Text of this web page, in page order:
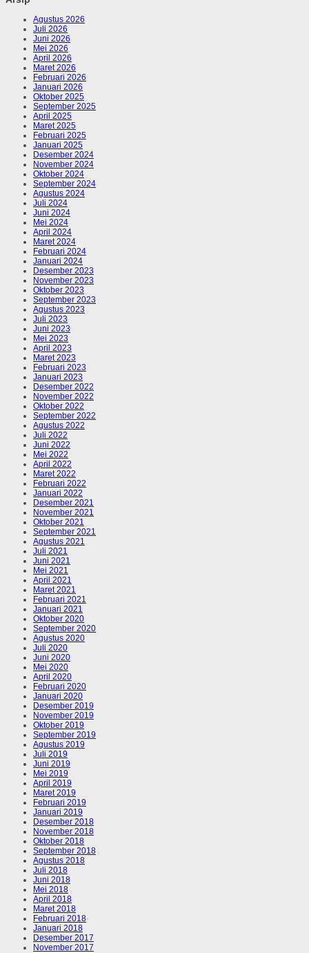
Agustus 2026
Juli 2026
Juni 2026
Mei 2026
April 2026
Maret 2026
Februari 2026
Januari 2026
Oktober 2025
September 2025
April 2025
Maret 2025
Februari 2025
Januari 2025
Desember 2024
November 2024
Oktober 2024
September 2024
Agustus 2024
Juli 2024
Juni 2024
Mei 2024
April 2024
Maret 2024
Februari 2024
Januari 2024
Desember 2023
November 2023
Oktober 2023
September 2023
Agustus 2023
Juli 2023
Juni 2023
Mei 2023
April 2023
Maret 2023
Februari 2023
Januari 2023
Desember 2022
November 2022
Oktober 2022
September 2022
Agustus 2022
Juli 2022
Juni 2022
Mei 2022
April 2022
Maret 2022
Februari 2022
Januari 2022
Desember 2021
November 2021
Oktober 2021
September 2021
Agustus 2021
Juli 2021
Juni 2021
Mei 2021
April 2021
Maret 2021
Februari 2021
Januari 2021
Oktober 2020
September 2020
Agustus 2020
Juli 2020
Juni 2020
Mei 2020
April 2020
Februari 2020
Januari 2020
Desember 2019
November 2019
Oktober 2019
September 2019
Agustus 2019
Juli 2019
Juni 2019
Mei 2019
April 2019
Maret 2019
Februari 2019
Januari 2019
Desember 2018
November 2018
Oktober 2018
September 2018
Agustus 2018
Juli 2018
Juni 2018
Mei 2018
April 2018
Maret 2018
Februari 2018
Januari 2018
Desember 2017
November 2017